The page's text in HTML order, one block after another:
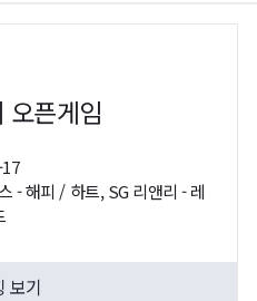
오픈게임
- 해피 / 하트, SG 리앤리 - 레
보기